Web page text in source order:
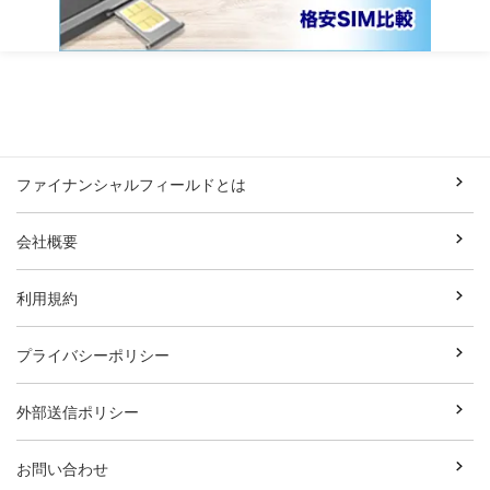
ファイナンシャルフィールドとは
会社概要
利用規約
プライバシーポリシー
外部送信ポリシー
お問い合わせ